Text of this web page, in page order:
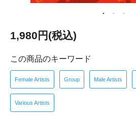
1,980円(税込)
この商品のキーワード
Female Artists Group Male Artists
Various Artists